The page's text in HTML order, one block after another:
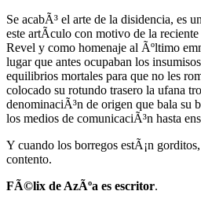
Se acabÃ³ el arte de la disidencia, es
este artÃ­culo con motivo de la
Revel y como homenaje al Ãºltimo
lugar que antes ocupaban los
equilibrios mortales para que no les
colocado su rotundo trasero la ufana
denominaciÃ³n de origen que bala su
los medios de comunicaciÃ³n hasta
Y cuando los borregos estÃ¡n
contento.
FÃ©lix de AzÃºa es escritor.